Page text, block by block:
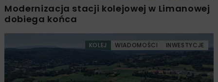
Modernizacja stacji kolejowej w Limanowej
dobiega końca
KOLEJ WIADOMOŚCI INWESTYCJE